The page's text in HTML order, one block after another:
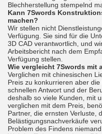
Blechherstellung stempelnd
Kann 7Swords
machen?
Wir stellen nicht
Verfügung. Sie sind für die
3D CAD verantwortlich, und
Arbeitsbericht nach dem
Verfügung stellen.
Wie vergleicht 7Swords mit
Verglichen mit chinesischen
Preis zu konkurrieren aber
schnellen Antwort und der
deshalb so viele Kunden, mit
verglichen mit dem Preis,
Partner, die ernsten Verluste,
Belästigungsnachverkäufe
Problem des Findens